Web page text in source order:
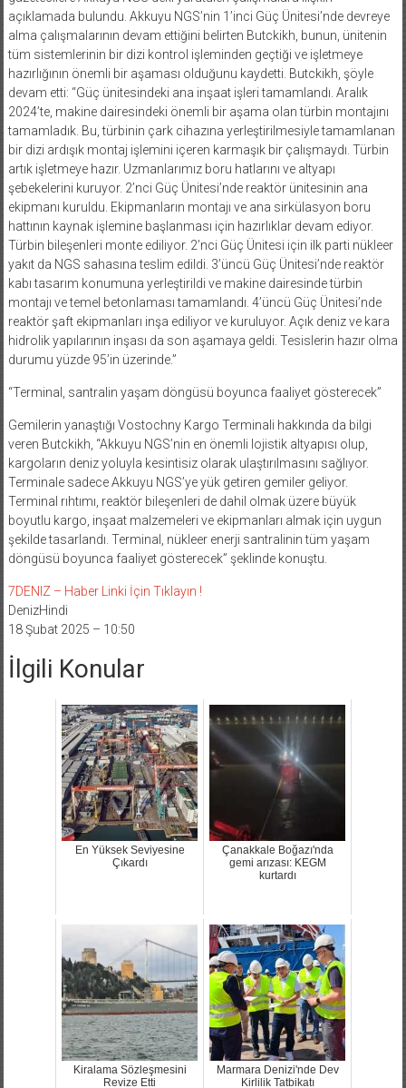
açıklamada bulundu. Akkuyu NGS’nin 1’inci Güç Ünitesi’nde devreye
alma çalışmalarının devam ettiğini belirten Butckikh, bunun, ünitenin
tüm sistemlerinin bir dizi kontrol işleminden geçtiği ve işletmeye
hazırlığının önemli bir aşaması olduğunu kaydetti. Butckikh, şöyle
devam etti: “Güç ünitesindeki ana inşaat işleri tamamlandı. Aralık
2024’te, makine dairesindeki önemli bir aşama olan türbin montajını
tamamladık. Bu, türbinin çark cihazına yerleştirilmesiyle tamamlanan
bir dizi ardışık montaj işlemini içeren karmaşık bir çalışmaydı. Türbin
artık işletmeye hazır. Uzmanlarımız boru hatlarını ve altyapı
şebekelerini kuruyor. 2’nci Güç Ünitesi’nde reaktör ünitesinin ana
ekipmanı kuruldu. Ekipmanların montajı ve ana sirkülasyon boru
hattının kaynak işlemine başlanması için hazırlıklar devam ediyor.
Türbin bileşenleri monte ediliyor. 2’nci Güç Ünitesi için ilk parti nükleer
yakıt da NGS sahasına teslim edildi. 3’üncü Güç Ünitesi’nde reaktör
kabı tasarım konumuna yerleştirildi ve makine dairesinde türbin
montajı ve temel betonlaması tamamlandı. 4’üncü Güç Ünitesi’nde
reaktör şaft ekipmanları inşa ediliyor ve kuruluyor. Açık deniz ve kara
hidrolik yapılarının inşası da son aşamaya geldi. Tesislerin hazır olma
durumu yüzde 95’in üzerinde.”
“Terminal, santralin yaşam döngüsü boyunca faaliyet gösterecek”
Gemilerin yanaştığı Vostochny Kargo Terminali hakkında da bilgi
veren Butckikh, “Akkuyu NGS’nin en önemli lojistik altyapısı olup,
kargoların deniz yoluyla kesintisiz olarak ulaştırılmasını sağlıyor.
Terminale sadece Akkuyu NGS’ye yük getiren gemiler geliyor.
Terminal rıhtımı, reaktör bileşenleri de dahil olmak üzere büyük
boyutlu kargo, inşaat malzemeleri ve ekipmanları almak için uygun
şekilde tasarlandı. Terminal, nükleer enerji santralinin tüm yaşam
döngüsü boyunca faaliyet gösterecek” şeklinde konuştu.
7DENIZ – Haber Linki İçin Tıklayın !
DenizHindi
18 Şubat 2025 – 10:50
İlgili Konular
En Yüksek Seviyesine
Çıkardı
Çanakkale Boğazı'nda
gemi arızası: KEGM
kurtardı
Kiralama Sözleşmesini
Revize Etti
Marmara Denizi'nde Dev
Kirlilik Tatbikatı